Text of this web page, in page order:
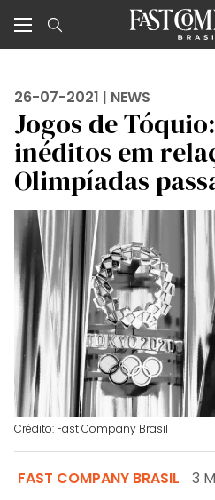
26-07-2021 | NEWS
Jogos de
inéditos em
Olimpíadas
Crédito: Fast Company Brasil
FAST COMPANY BRASIL 3